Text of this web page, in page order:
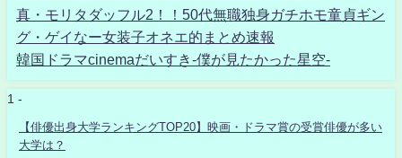
真・モリタダッフル2！！50代無職独身ガチホモ童貞ギン
グ・ゲイなー女装子オネエ的まとめ速報
韓国ドラマcinemaだいすき-僕が見たかった星空-
1 -
【俳優出身大学ランキングTOP20】映画・ドラマ賞の受賞俳優が多い
大学は？